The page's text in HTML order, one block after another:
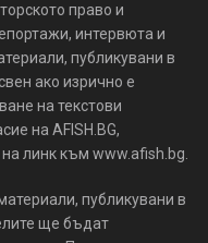
право и
интервюта и
публикувани в
ако изрично е
на текстови
на AFISH.BG,
линк към www.afish.bg.
публикувани в
ще бъдат